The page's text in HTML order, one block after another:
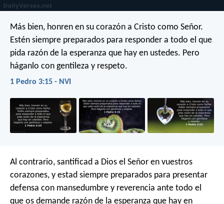
Más bien, honren en su corazón a Cristo como Señor.
Estén siempre preparados para responder a todo el que
pida razón de la esperanza que hay en ustedes. Pero
háganlo con gentileza y respeto.
1 Pedro 3:15 - NVI
Al contrario, santificad a Dios el Señor en vuestros
corazones, y estad siempre preparados para presentar
defensa con mansedumbre y reverencia ante todo el
que os demande razón de la esperanza que hay en